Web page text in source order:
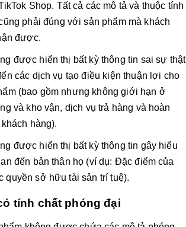
Shop. Tất cả các mô tả và thuộc tính
phải đúng với sản phẩm mà khách
được.
được hiển thị bất kỳ thông tin sai sự thật
các dịch vụ tạo điều kiện thuận lợi cho
(bao gồm nhưng không giới hạn ở
và kho vận, dịch vụ trả hàng và hoàn
hàng).
được hiển thị bất kỳ thông tin gây hiểu
đến bản thân họ (ví dụ: Đặc điểm của
quyền sở hữu tài sản trí tuệ).
tính chất phóng đại